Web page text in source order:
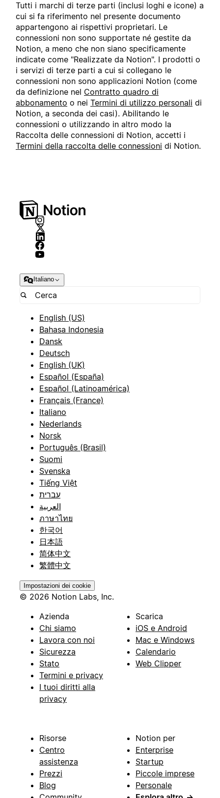
Tutti i marchi di terze parti (inclusi loghi e icone) a
cui si fa riferimento nel presente documento
appartengono ai rispettivi proprietari. Le
connessioni non sono supportate né gestite da
Notion, a meno che non siano specificamente
indicate come "Realizzate da Notion". I prodotti o
i servizi di terze parti a cui si collegano le
connessioni non sono applicazioni Notion (come
da definizione nel Contratto quadro di
abbonamento o nei Termini di utilizzo personali di
Notion, a seconda dei casi). Abilitando le
connessioni o utilizzando in altro modo la
Raccolta delle connessioni di Notion, accetti i
Termini della raccolta delle connessioni di Notion.
Italiano
English (US)
Bahasa Indonesia
Dansk
Deutsch
English (UK)
Español (España)
Español (Latinoamérica)
Français (France)
Italiano
Nederlands
Norsk
Português (Brasil)
Suomi
Svenska
Tiếng Việt
עברית
العربية
ภาษาไทย
한국어
日本語
简体中文
繁體中文
Impostazioni dei cookie
© 2026 Notion Labs, Inc.
Azienda
Chi siamo
Lavora con noi
Sicurezza
Stato
Termini e privacy
I tuoi diritti alla
privacy
Scarica
iOS e Android
Mac e Windows
Calendario
Web Clipper
Risorse
Centro
assistenza
Prezzi
Blog
Notion per
Enterprise
Startup
Piccole imprese
Personale